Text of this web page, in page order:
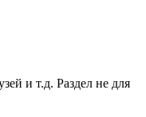
и т.д. Раздел не для